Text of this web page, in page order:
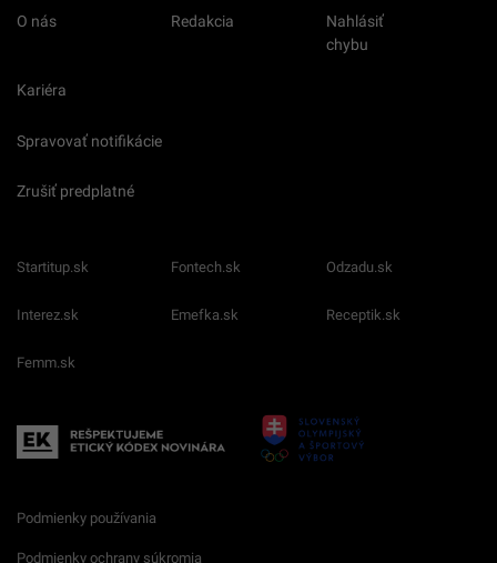
O nás Redakcia
Nahlásiť
chybu
Kariéra
Spravovať notifikácie
Zrušiť predplatné
Startitup.sk Fontech.sk Odzadu.sk
Interez.sk Emefka.sk Receptik.sk
Femm.sk
Podmienky používania
Podmienky ochrany súkromia